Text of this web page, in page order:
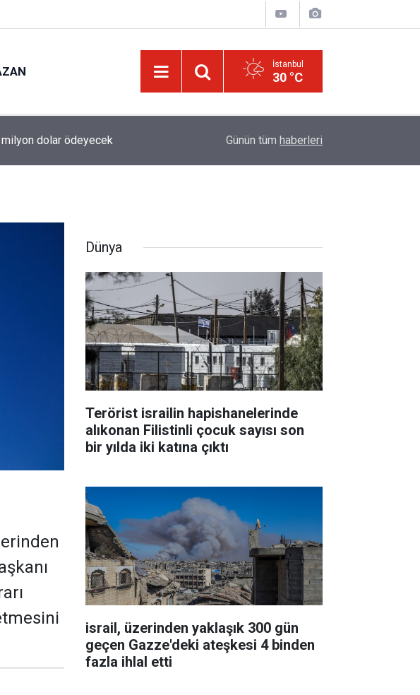
İstanbul
30 °C
dolar ödeyecek Çile çekilen yol!
Günün tüm haberleri
Dünya
Terörist israilin hapishanelerinde
alıkonan Filistinli çocuk sayısı son
bir yılda iki katına çıktı
israil, üzerinden yaklaşık 300 gün
geçen Gazze'deki ateşkesi 4 binden
fazla ihlal etti